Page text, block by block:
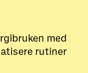
med
rutiner